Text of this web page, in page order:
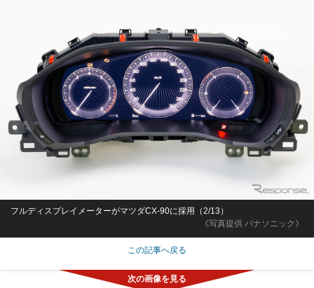
《写真提供 パナソニック》
フルディスプレイメーターがマツダCX-90に採用（2/13）
この記事へ戻る